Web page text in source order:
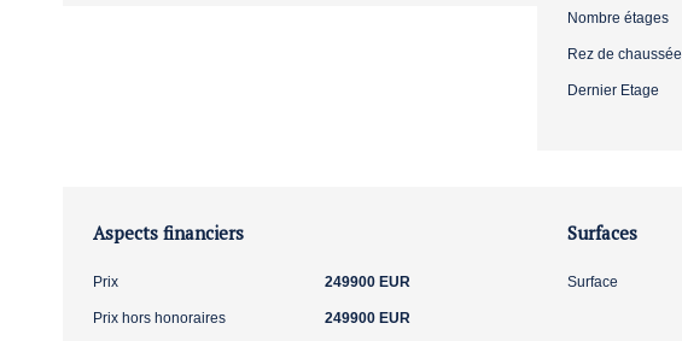
Nombre étages
Rez de chaussée
Dernier Etage
Aspects financiers
Prix 249900 EUR
Prix hors honoraires 249900 EUR
Surfaces
Surface